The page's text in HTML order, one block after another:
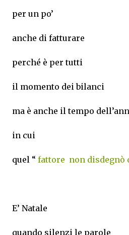
per un po’
anche di fatturare
perché è per tutti
il momento dei bilanci
ma è anche il tempo
in cui
quel “ fattore non disdegnò
E’ Natale
quando silenzi le parole